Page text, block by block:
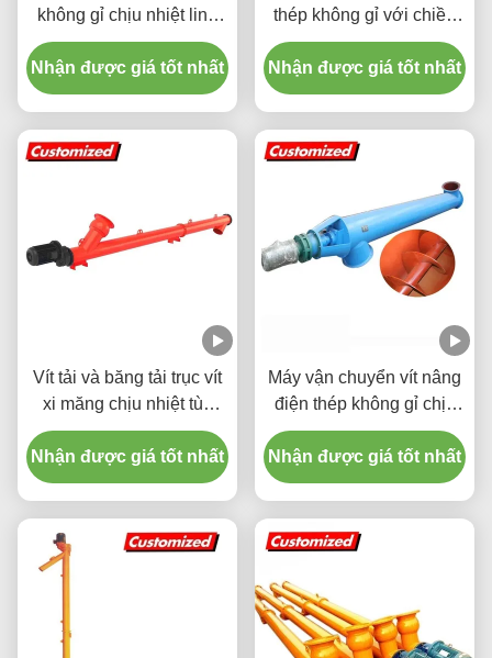
không gỉ chịu nhiệt linh
hoạt xoắn ốc vít Auger
conveyor cho xi măng
Nhận được giá tốt nhất
thép không gỉ với chiều
dài tùy chỉnh để vận
chuyển xi măng và ngũ
cốc
Nhận được giá tốt nhất
Vít tải và băng tải trục vít
xi măng chịu nhiệt tùy
chỉnh cho ứng dụng nhà
máy điện
Nhận được giá tốt nhất
Máy vận chuyển vít nâng
điện thép không gỉ chịu
nhiệt cho vận chuyển silo
xi măng
Nhận được giá tốt nhất